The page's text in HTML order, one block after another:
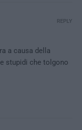
a causa della
stupidi che tolgono
REPLY